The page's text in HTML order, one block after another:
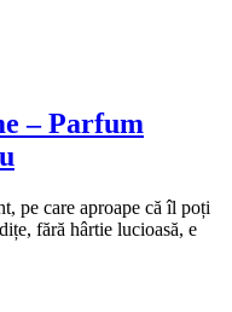
– Parfum
pe care aproape că îl poți
fără hârtie lucioasă, e